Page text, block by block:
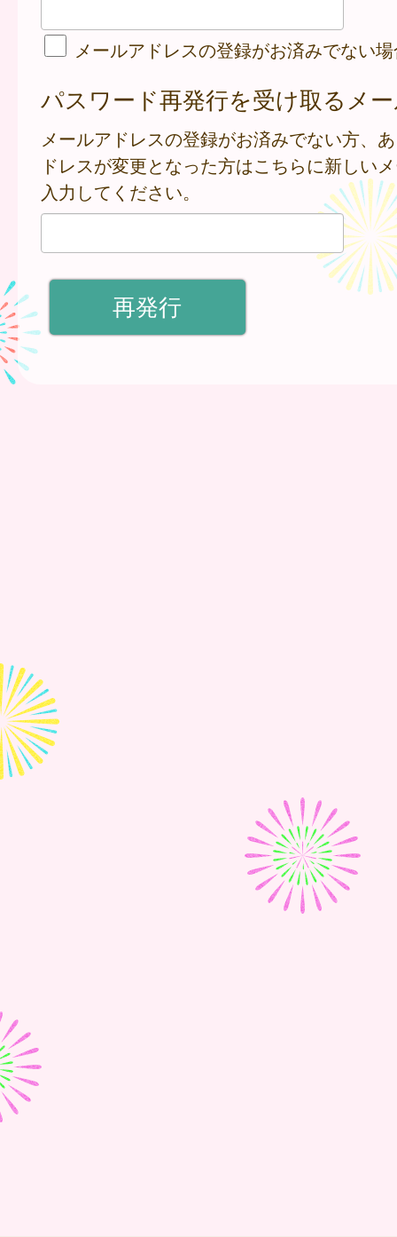
メールアドレスの登録がお済みでない
パスワード再発行を受け取るメ
メールアドレスの登録がお済みでない方、
ドレスが変更となった方はこちらに新しい
入力してください。